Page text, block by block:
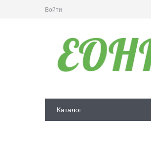
Войти
Каталог